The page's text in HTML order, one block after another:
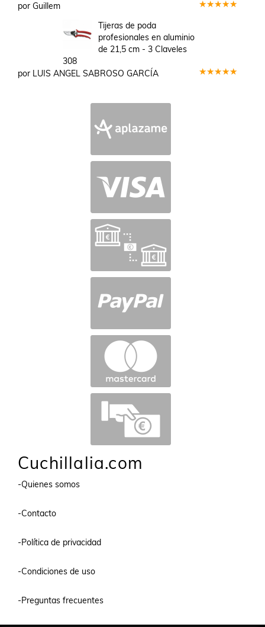
por Guillem
Tijeras de poda
profesionales en aluminio
de 21,5 cm - 3 Claveles
308
por LUIS ANGEL SABROSO GARCÍA
Cuchillalia.com
-Quienes somos
-Contacto
-Política de privacidad
-Condiciones de uso
-Preguntas frecuentes